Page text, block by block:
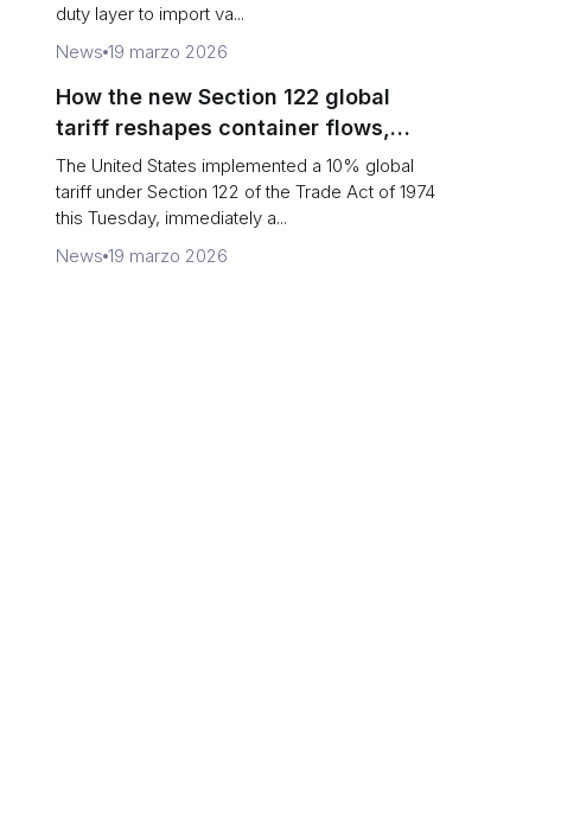
duty layer to import va...
News 19 marzo 2026
How the new Section 122 global
tariff reshapes container flows,
airfreight and importer planning
The United States implemented a 10% global
tariff under Section 122 of the Trade Act of 1974
this Tuesday, immediately a...
News 19 marzo 2026